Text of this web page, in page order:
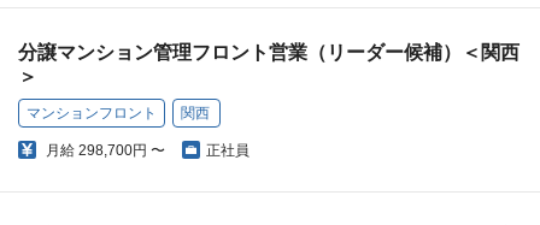
分譲マンション管理フロント営業（リーダー候補）＜関西
＞
マンションフロント 関西
月給 298,700円 〜 正社員